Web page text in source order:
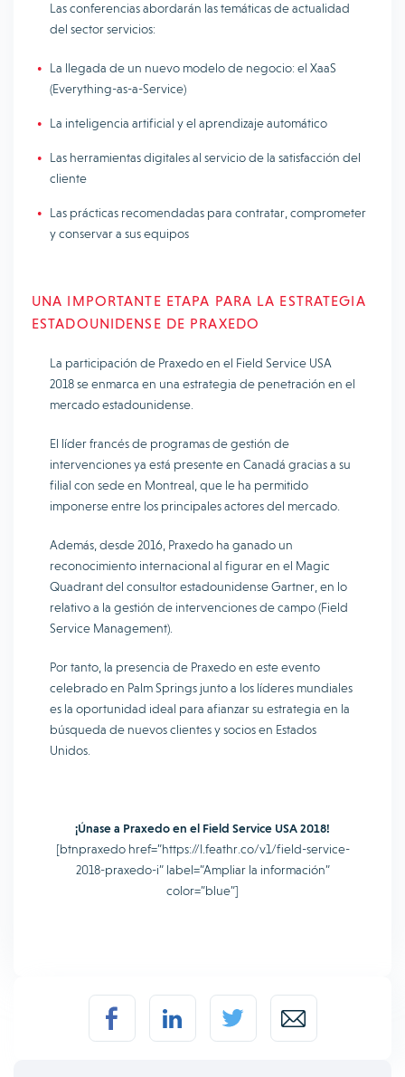
Las conferencias abordarán las temáticas de actualidad
del sector servicios:
La llegada de un nuevo modelo de negocio: el XaaS
(Everything-as-a-Service)
La inteligencia artificial y el aprendizaje automático
Las herramientas digitales al servicio de la satisfacción del
cliente
Las prácticas recomendadas para contratar, comprometer
y conservar a sus equipos
UNA IMPORTANTE ETAPA PARA LA ESTRATEGIA
ESTADOUNIDENSE DE PRAXEDO
La participación de Praxedo en el Field Service USA
2018 se enmarca en una estrategia de penetración en el
mercado estadounidense.
El líder francés de programas de gestión de
intervenciones ya está presente en Canadá gracias a su
filial con sede en Montreal, que le ha permitido
imponerse entre los principales actores del mercado.
Además, desde 2016, Praxedo ha ganado un
reconocimiento internacional al figurar en el Magic
Quadrant del consultor estadounidense Gartner, en lo
relativo a la gestión de intervenciones de campo (Field
Service Management).
Por tanto, la presencia de Praxedo en este evento
celebrado en Palm Springs junto a los líderes mundiales
es la oportunidad ideal para afianzar su estrategia en la
búsqueda de nuevos clientes y socios en Estados
Unidos.
¡Únase a Praxedo en el Field Service USA 2018!
[btnpraxedo href=”https://l.feathr.co/v1/field-service-
2018-praxedo-i” label=”Ampliar la información”
color=”blue”]